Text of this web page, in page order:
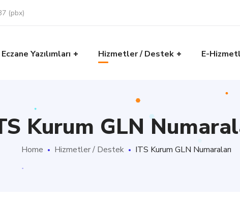
(pbx)
Eczane Yazılımları Hizmetler / Destek E-
Kurum GLN
Home Hizmetler / Destek ITS Kurum GLN Numaraları